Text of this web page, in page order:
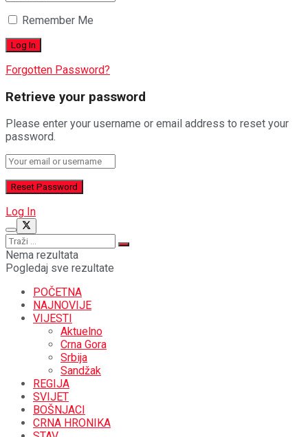
Remember Me
Forgotten Password?
Retrieve your password
Please enter your username or email address to reset your
password.
Log In
Nema rezultata
Pogledaj sve rezultate
POČETNA
NAJNOVIJE
VIJESTI
Aktuelno
Crna Gora
Srbija
Sandžak
REGIJA
SVIJET
BOŠNJACI
CRNA HRONIKA